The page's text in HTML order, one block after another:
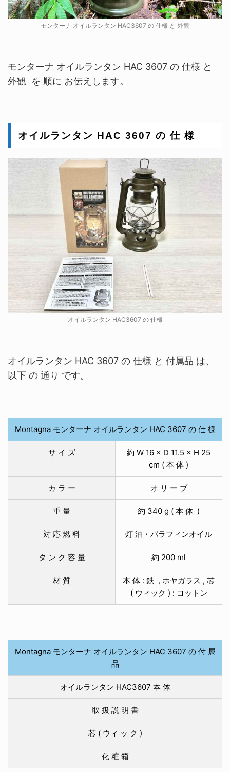
モンターナ オイルランタン HAC3607 の 仕様 と 外観
モンターナ オイルランタン HAC 3607 の 仕様 と
外観 を 順に お伝えします。
オイルランタン HAC 3607 の 仕 様
オイルランタン HAC3607 の 仕様
オイルランタン HAC 3607 の 仕様 と 付属品 は、
以下 の 通り です。
Montagna モンターナ オイルランタン HAC 3607 の 仕 様
サ イ ズ
約 W 16 × D 11.5 × H 25
cm ( 本 体 )
カ ラ ー オ リ ー ブ
重 量 約 340 g ( 本 体 )
対 応 燃 料 灯 油・パラフィンオイル
タ ン ク 容 量 約 200 ml
材 質
本 体 : 鉄 , ホヤガラス , 芯
( ウィック ) : コットン
Montagna モンターナ オイルランタン HAC 3607 の 付 属
品
オイルランタン HAC3607 本 体
取 扱 説 明 書
芯 ( ウィ ッ ク )
化 粧 箱